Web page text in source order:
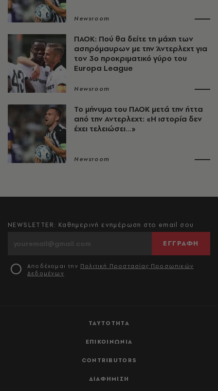
Newsroom
ΠΑΟΚ: Πού θα δείτε τη μάχη των
ασπρόμαυρων με την Άντερλεχτ για
τον 3ο προκριματικό γύρο του
Europa League
Newsroom
Το μήνυμα του ΠΑΟΚ μετά την ήττα
από την Αντερλεχτ: «Η ιστορία δεν
έχει τελειώσει…»
Newsroom
ΤΑΥΤΟΤΗΤΑ
ΕΠΙΚΟΙΝΩΝΙΑ
CONTRIBUTORS
ΔΙΑΦΗΜΙΣΗ
NEWSLETTER: Καθημερινή ενημέρωση στο email σου
ΕΓΓΡΑΦΗ
Αποδέχομαι την Πολιτική Προστασίας Προσωπικών
Δεδομένων